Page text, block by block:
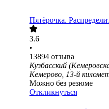
Пятёрочка.
3.6
•
13894 отзыва
Кузбасский
Кемерово, 13-й
Можно без резюме
Откликнуться